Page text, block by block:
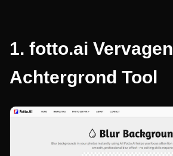
1. fotto.ai Vervagen
Achtergrond Tool